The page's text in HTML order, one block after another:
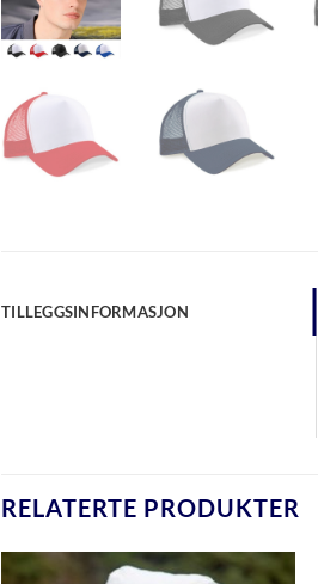
TILLEGGSINFORMASJON
RELATERTE PRODUKTER